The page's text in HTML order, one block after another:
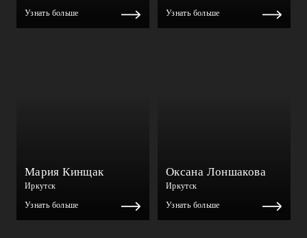
Узнать больше
Узнать больше
Мария Кинщак
Иркутск
Узнать больше
Оксана Лоншакова
Иркутск
Узнать больше